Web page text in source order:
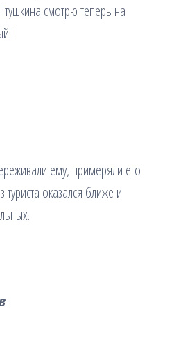
смотрю теперь на
ему, примеряли его
оказался ближе и
: